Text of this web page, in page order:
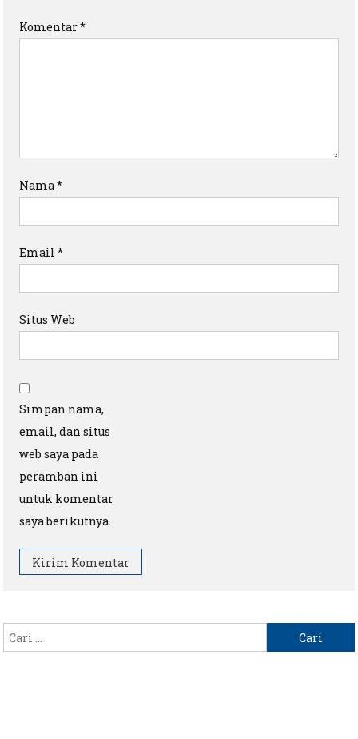
Komentar*
Nama*
Email*
Situs Web
Simpan nama,
email, dan situs
web saya pada
peramban ini
untuk komentar
saya berikutnya.
untuk: